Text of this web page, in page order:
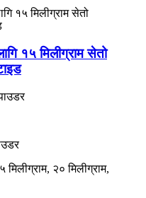
१५ मिलीग्राम सेतो
मिलीग्राम, २० मिलीग्राम,